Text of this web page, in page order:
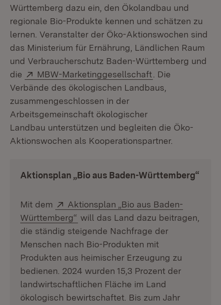
Württemberg dazu ein, den Ökolandbau und
regionale Bio-Produkte kennen und schätzen zu
lernen. Veranstalter der Öko-Aktionswochen sind
das Ministerium für Ernährung, Ländlichen Raum
und Verbraucherschutz Baden-Württemberg und
die
Extern:
MBW-Marketinggesellschaft (Öffnet in
. Die
Verbände des ökologischen Landbaus,
zusammengeschlossen in der
Arbeitsgemeinschaft ökologischer
Landbau unterstützen und begleiten die Öko-
Aktionswochen als Kooperationspartner.
Aktionsplan „Bio aus Baden-Württemberg“
Mit dem Extern:
Aktionsplan „Bio aus Baden-
Württemberg“ (Öffnet in neuem Fenster)
will das Land dazu beitragen,
die ständig steigende Nachfrage der
Menschen nach Bio-Produkten mit
Produkten aus heimischer Erzeugung zu
bedienen. 2024 wurden 15,3 Prozent der
landwirtschaftlichen Fläche im Land
ökologisch bewirtschaftet. Bis zum Jahr